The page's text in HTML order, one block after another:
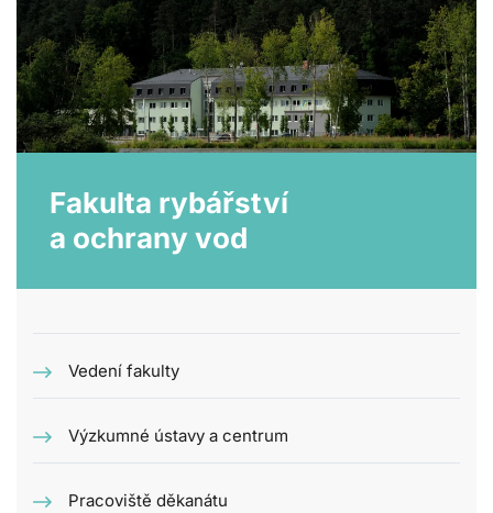
Fakulta rybářství
a ochrany vod
Vedení fakulty
Výzkumné ústavy a centrum
Pracoviště děkanátu